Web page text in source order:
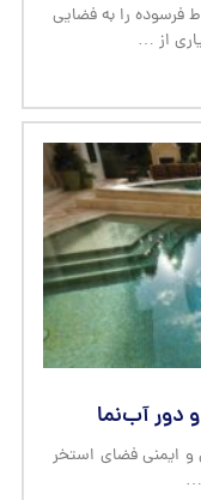
فرسوده را به فضایی
از …
دور آب‌نما
و ایمنی فضای استخر
…